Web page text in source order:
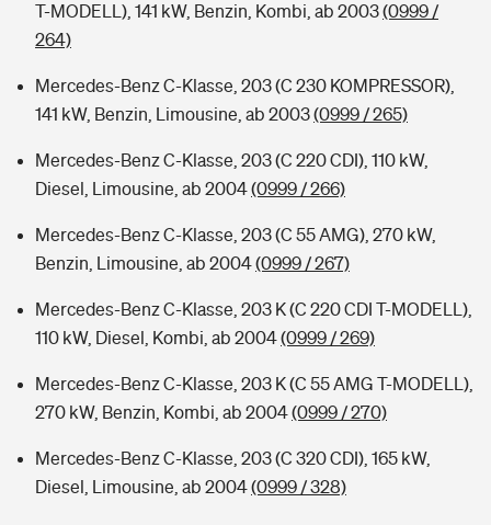
T-MODELL), 141 kW, Benzin, Kombi, ab 2003(0999 /
264)
Mercedes-Benz C-Klasse, 203 (C 230 KOMPRESSOR),
141 kW, Benzin, Limousine, ab 2003(0999 / 265)
Mercedes-Benz C-Klasse, 203 (C 220 CDI), 110 kW,
Diesel, Limousine, ab 2004(0999 / 266)
Mercedes-Benz C-Klasse, 203 (C 55 AMG), 270 kW,
Benzin, Limousine, ab 2004(0999 / 267)
Mercedes-Benz C-Klasse, 203 K (C 220 CDI T-MODELL),
110 kW, Diesel, Kombi, ab 2004(0999 / 269)
Mercedes-Benz C-Klasse, 203 K (C 55 AMG T-MODELL),
270 kW, Benzin, Kombi, ab 2004(0999 / 270)
Mercedes-Benz C-Klasse, 203 (C 320 CDI), 165 kW,
Diesel, Limousine, ab 2004(0999 / 328)